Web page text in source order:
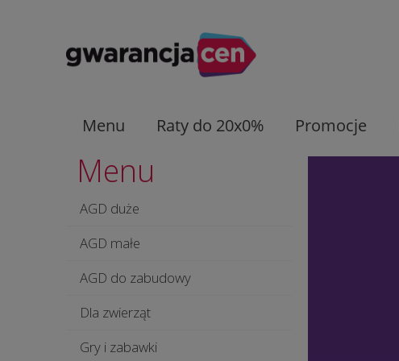
Menu Raty do 20x0% Promocje
Menu
AGD duże
AGD małe
AGD do zabudowy
Dla zwierząt
Gry i zabawki